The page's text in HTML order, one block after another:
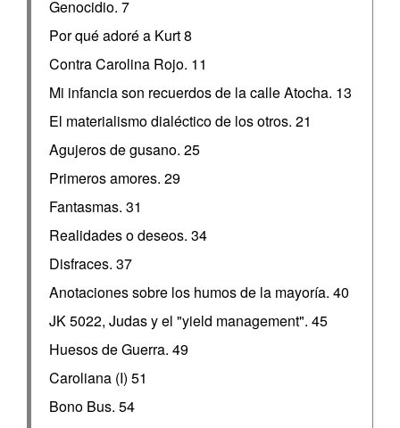
Genocidio. 7
Por qué adoré a Kurt 8
Contra Carolina Rojo. 11
Mi infancia son recuerdos de la calle Atocha. 13
El materialismo dialéctico de los otros. 21
Agujeros de gusano. 25
Primeros amores. 29
Fantasmas. 31
Realidades o deseos. 34
Disfraces. 37
Anotaciones sobre los humos de la mayoría. 40
JK 5022, Judas y el "yield management". 45
Huesos de Guerra. 49
Caroliana (I) 51
Bono Bus. 54